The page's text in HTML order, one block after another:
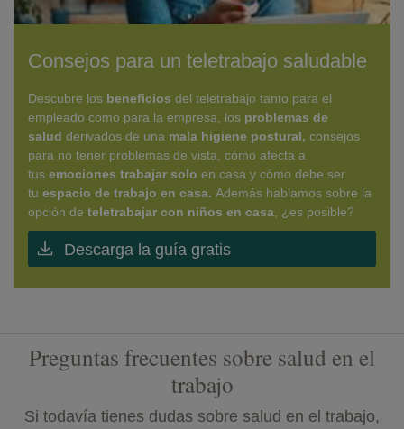
Consejos para un teletrabajo saludable
Descubre los beneficios del teletrabajo tanto para el
empleado como para la empresa, los problemas de
salud derivados de una mala higiene postural, consejos
para no tener problemas de vista, cómo afecta a
tus emociones trabajar solo en casa y cómo debe ser
tu espacio de trabajo en casa. Además hablamos sobre la
opción de teletrabajar con niños en casa , ¿es posible?
Descarga la guía gratis
Preguntas frecuentes sobre salud en el
trabajo
Si todavía tienes dudas sobre salud en el trabajo,